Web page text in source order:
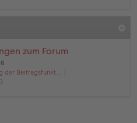
zum Forum
der Beitragsfunkt…